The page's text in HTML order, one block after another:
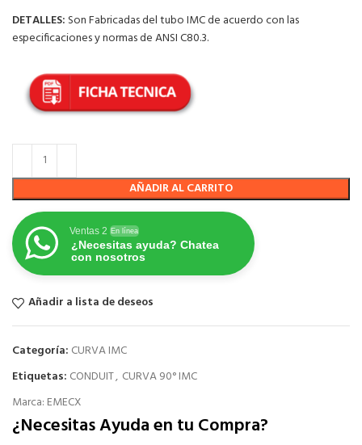
DETALLES: Son Fabricadas del tubo IMC de acuerdo con las
especificaciones y normas de ANSI C80.3.
AÑADIR AL CARRITO
Ventas 2 En línea
¿Necesitas ayuda? Chatea
con nosotros
Añadir a lista de deseos
Categoría: CURVA IMC
Etiquetas: CONDUIT, CURVA 90° IMC
Marca: EMECX
¿Necesitas Ayuda en tu Compra?